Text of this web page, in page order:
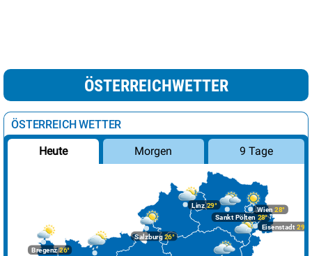
ÖSTERREICHWETTER
ÖSTERREICH WETTER
Heute Morgen 9 Tage
Bregenz26°
Linz29°
Salzburg26°
Wien 28°
Eisenstadt 29°
Sankt Pölten 28°